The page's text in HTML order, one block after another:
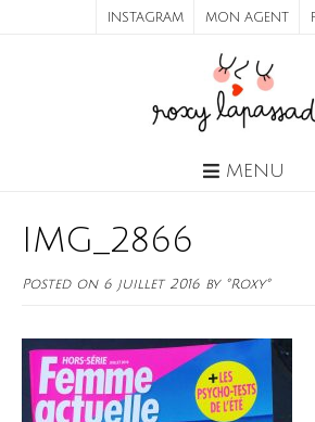
INSTAGRAM MON AGENT
MENU
IMG_2866
Posted on 6 juillet 2016 by °Roxy°